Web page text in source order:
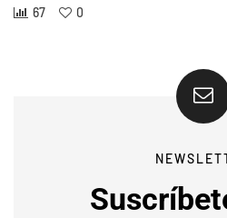
67 0